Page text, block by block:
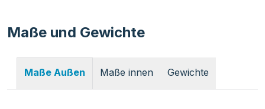
Maße und Gewichte
Maße Außen Maße innen Gewichte